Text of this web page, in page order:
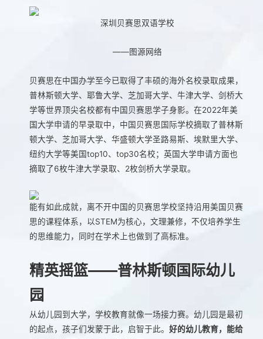
深圳贝赛思双语学校
——图源网络
贝赛思在中国办学至今已取得了丰硕的海外名校录取成果，
普林斯顿大学、耶鲁大学、芝加哥大学、牛津大学、剑桥大
学等世界顶尖名校都有中国贝赛思学子身影。在2022年美
国大学申请的早录取中，中国贝赛思国际学校摘取了普林斯
顿大学、芝加哥大学、华盛顿大学圣路易斯、埃默里大学、
纽约大学等美国top10、top30名校；英国大学申请方面也
摘取了6枚牛津大学录取、2枚剑桥大学录取。
能有如此成就，离不开中国的贝赛思学校坚持沿用美国贝赛
思的课程体系，以STEM为核心，文理兼修，不仅培养学生
的思维能力，同时在学术上也做到了高标准。
精英摇篮——普林斯顿国际幼儿
园
从幼儿园到大学，学校教育就像一场接力赛。幼儿园是最初
的起点，孩子们发蒙于此，启智于此。 好的幼儿教育，能给